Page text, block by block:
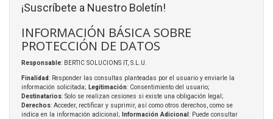
¡Suscríbete a Nuestro Boletín!
INFORMACIÓN BÁSICA SOBRE
PROTECCIÓN DE DATOS
Responsable: BERTIC SOLUCIONS IT, S.L.U.
Finalidad: Responder las consultas planteadas por el usuario y enviarle la
información solicitada; Legitimación: Consentimiento del usuario;
Destinatarios: Solo se realizan cesiones si existe una obligación legal;
Derechos: Acceder, rectificar y suprimir, así como otros derechos, como se
indica en la información adicional;
Información Adicional : Puede consultar